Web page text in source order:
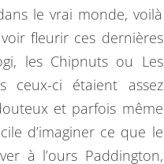
S
D
U
M
O
I
I
R
E
S
le vrai monde, voilà
fleurir ces dernières
les Chipnuts ou Les
ceux-ci étaient assez
et parfois même
d’imaginer ce que le
à l’ours Paddington,